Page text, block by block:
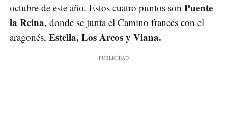
octubre de este año. Estos cuatro puntos son Puente
la Reina, donde se junta el Camino francés con el
aragonés, Estella, Los Arcos y Viana.